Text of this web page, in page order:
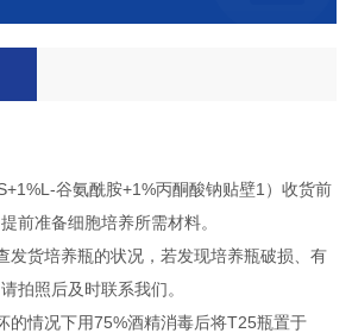
谷氨酰胺+1%丙酮酸钠贴壁1）收货前
前准备细胞培养所需材料。
发货培养瓶的状况，若发现培养瓶破损、有
拍照后及时联系我们。
的情况下用75%酒精消毒后将T25瓶置于